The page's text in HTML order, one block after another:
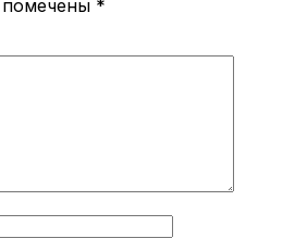
помечены *